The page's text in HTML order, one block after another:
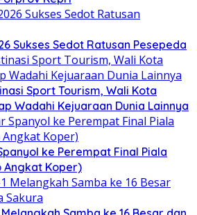
Sukses Sedot Ratusan Pesepeda
Sport Tourism, Wali Kota
Wadahi Kejuaraan Dunia Lainnya
ke Perempat Final Piala
Angkat Koper)